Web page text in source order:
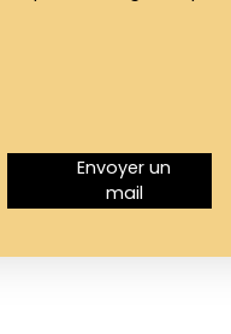
Envoyer un
mail